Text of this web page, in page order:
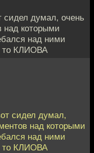
сидел думал, очень
над которыми
над ними
то КЛИОВА
сидел думал,
над которыми
над ними
то КЛИОВА